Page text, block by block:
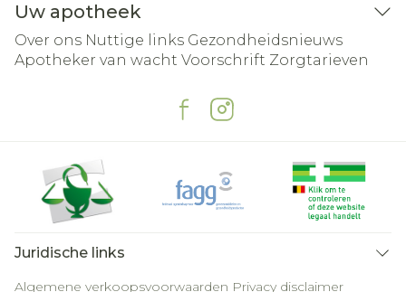
Uw apotheek
Over ons Nuttige links Gezondheidsnieuws
Apotheker van wacht Voorschrift Zorgtarieven
Juridische links
Algemene verkoopsvoorwaarden Privacy disclaimer